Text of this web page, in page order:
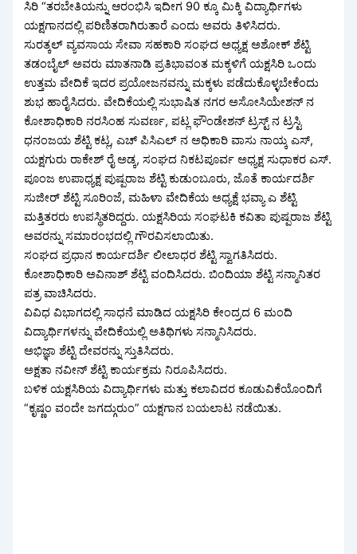
ಸಿರಿ “ತರಬೇತಿಯನ್ನು ಆರಂಭಿಸಿ ಇದೀಗ 90 ಕ್ಕೂ ಮಿಕ್ಕಿ ವಿದ್ಯಾರ್ಥಿಗಳು
ಯಕ್ಷಗಾನದಲ್ಲಿ ಪರಿಣಿತರಾಗಿರುತಾರೆ ಎಂದು ಅವರು ತಿಳಿಸಿದರು.
ಸುರತ್ಕಲ್ ವ್ಯವಸಾಯ ಸೇವಾ ಸಹಕಾರಿ ಸಂಘದ ಅಧ್ಯಕ್ಷ ಅಶೋಕ್ ಶೆಟ್ಟಿ
ತಡಂಬೈಲ್‌ ಅವರು ಮಾತನಾಡಿ ಪ್ರತಿಭಾವಂತ ಮಕ್ಕಳಿಗೆ ಯಕ್ಷಸಿರಿ ಒಂದು
ಉತ್ತಮ ವೇದಿಕೆ ಇದರ ಪ್ರಯೋಜನವನ್ನು ಮಕ್ಕಳು ಪಡೆದುಕೊಳ್ಳಬೇಕೆಂದು
ಶುಭ ಹಾರೈಸಿದರು. ವೇದಿಕೆಯಲ್ಲಿ ಸುಭಾಷಿತ ನಗರ ಅಸೋಸಿಯೇಶನ್ ನ
ಕೋಶಾಧಿಕಾರಿ ನರಸಿಂಹ ಸುವರ್ಣ, ಪಟ್ಲ ಫೌಂಡೇಶನ್ ಟ್ರಸ್ಟ್ ನ ಟ್ರಸ್ಟಿ
ಧನಂಜಯ ಶೆಟ್ಟಿ ಕಟ್ಲ, ಎಚ್ ಪಿಸಿಎಲ್ ನ ಅಧಿಕಾರಿ ವಾಸು ನಾಯ್ಕ ಎಸ್,
ಯಕ್ಷಗುರು ರಾಕೇಶ್ ರೈ ಅಡ್ಕ, ಸಂಘದ ನಿಕಟಪೂರ್ವ ಅಧ್ಯಕ್ಷ ಸುಧಾಕರ ಎಸ್.
ಪೂಂಜ ಉಪಾಧ್ಯಕ್ಷ ಪುಷ್ಪರಾಜ ಶೆಟ್ಟಿ ಕುಡುಂಬೂರು, ಜೊತೆ ಕಾರ್ಯದರ್ಶಿ
ಸುಜೀರ್ ಶೆಟ್ಟಿ ಸೂರಿಂಜೆ, ಮಹಿಳಾ ವೇದಿಕೆಯ ಅಧ್ಯಕ್ಷೆ ಭವ್ಯಾ ಎ ಶೆಟ್ಟಿ
ಮತ್ತಿತರರು ಉಪಸ್ಥಿತರಿದ್ದರು. ಯಕ್ಷಸಿರಿಯ ಸಂಘಟಕಿ ಕವಿತಾ ಪುಷ್ಪರಾಜ ಶೆಟ್ಟಿ
ಅವರನ್ನು ಸಮಾರಂಭದಲ್ಲಿ ಗೌರವಿಸಲಾಯಿತು.
ಸಂಘದ ಪ್ರಧಾನ ಕಾರ್ಯದರ್ಶಿ ಲೀಲಾಧರ ಶೆಟ್ಟಿ ಸ್ವಾಗತಿಸಿದರು.
ಕೋಶಾಧಿಕಾರಿ ಅವಿನಾಶ್ ಶೆಟ್ಟಿ ವಂದಿಸಿದರು. ಬಿಂದಿಯಾ ಶೆಟ್ಟಿ ಸನ್ಮಾನಿತರ
ಪತ್ರ ವಾಚಿಸಿದರು.
ವಿವಿಧ ವಿಭಾಗದಲ್ಲಿ ಸಾಧನೆ ಮಾಡಿದ ಯಕ್ಷಸಿರಿ ಕೇಂದ್ರದ 6 ಮಂದಿ
ವಿದ್ಯಾರ್ಥಿಗಳನ್ನು ವೇದಿಕೆಯಲ್ಲಿ ಅತಿಥಿಗಳು ಸನ್ಮಾನಿಸಿದರು.
ಅಭಿಜ್ಞಾ ಶೆಟ್ಟಿ ದೇವರನ್ನು ಸ್ತುತಿಸಿದರು.
ಅಕ್ಷತಾ ನವೀನ್ ಶೆಟ್ಟಿ ಕಾರ್ಯಕ್ರಮ ನಿರೂಪಿಸಿದರು.
ಬಳಿಕ ಯಕ್ಷಸಿರಿಯ ವಿದ್ಯಾರ್ಥಿಗಳು ಮತ್ತು ಕಲಾವಿದರ ಕೂಡುವಿಕೆಯೊಂದಿಗೆ
“ಕೃಷ್ಣಂ ವಂದೇ ಜಗದ್ಗುರುಂ” ಯಕ್ಷಗಾನ ಬಯಲಾಟ ನಡೆಯಿತು.